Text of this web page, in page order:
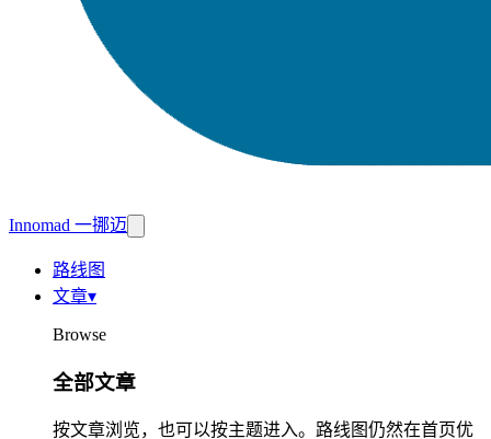
Innomad 一挪迈
路线图
文章▾
Browse
全部文章
按文章浏览，也可以按主题进入。路线图仍然在首页优